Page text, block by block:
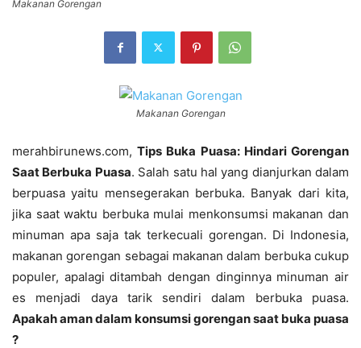
Makanan Gorengan
Makanan Gorengan
merahbirunews.com,Tips Buka Puasa: Hindari Gorengan
Saat Berbuka Puasa. Salah satu hal yang dianjurkan dalam
berpuasa yaitu mensegerakan berbuka. Banyak dari kita,
jika saat waktu berbuka mulai menkonsumsi makanan dan
minuman apa saja tak terkecuali gorengan. Di Indonesia,
makanan gorengan sebagai makanan dalam berbuka cukup
populer, apalagi ditambah dengan dinginnya minuman air
es menjadi daya tarik sendiri dalam berbuka puasa.
Apakah aman dalam konsumsi gorengan saat buka puasa
?